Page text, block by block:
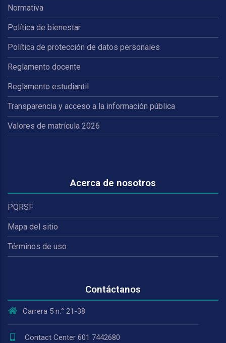
Normativa
Política de bienestar
Política de protección de datos personales
Reglamento docente
Reglamento estudiantil
Transparencia y acceso a la información pública
Valores de matrícula 2026
Acerca de nosotros
PQRSF
Mapa del sitio
Términos de uso
Contáctanos
Carrera 5 n.° 21-38
Contact Center 601 7442680